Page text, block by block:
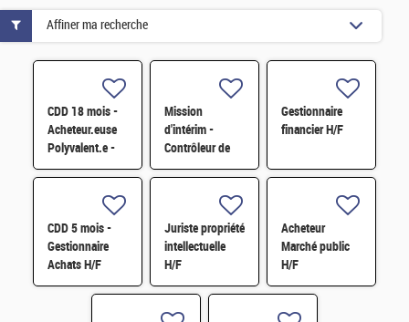
CDD 18 mois -
Acheteur.euse
Polyvalent.e -
Approvisionneur.se
Mission
d'intérim -
Contrôleur de
gestion H/F
Gestionnaire
financier H/F
CDD 5 mois -
Gestionnaire
Achats H/F
Juriste propriété
intellectuelle
H/F
Acheteur
Marché public
H/F
Affiner ma recherche